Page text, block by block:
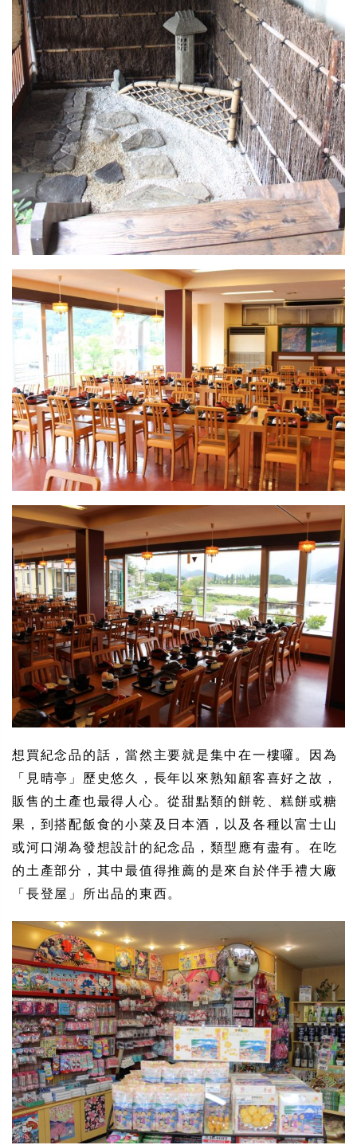
想買紀念品的話，當然主要就是集中在一樓囉。因為
「見晴亭」歷史悠久，長年以來熟知顧客喜好之故，
販售的土產也最得人心。從甜點類的餅乾、糕餅或糖
果，到搭配飯食的小菜及日本酒，以及各種以富士山
或河口湖為發想設計的紀念品，類型應有盡有。在吃
的土產部分，其中最值得推薦的是來自於伴手禮大廠
「長登屋」所出品的東西。